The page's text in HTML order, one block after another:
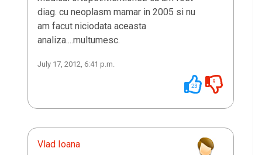
diag. cu neoplasm mamar in 2005 si nu
am facut niciodata aceasta
analiza....multumesc.
July 17, 2012, 6:41 p.m.
23
9
Vlad Ioana